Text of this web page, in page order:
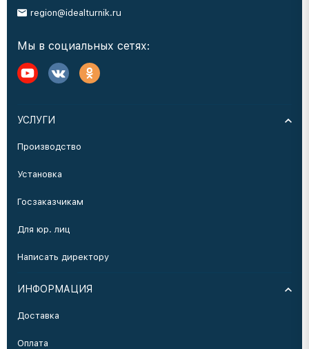
region@idealturnik.ru
Мы в социальных сетях:
УСЛУГИ
Производство
Установка
Госзаказчикам
Для юр. лиц
Написать директору
ИНФОРМАЦИЯ
Доставка
Оплата